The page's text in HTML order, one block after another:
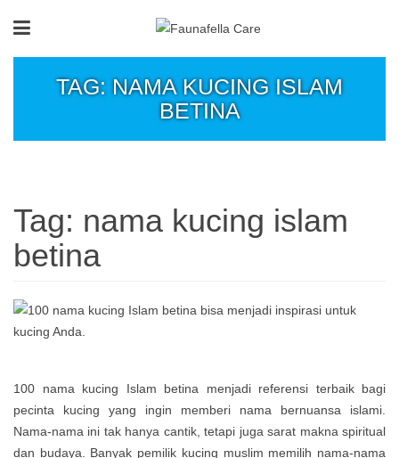
TAG: NAMA KUCING ISLAM
BETINA
Tag: nama kucing islam
betina
100 nama kucing Islam betina menjadi referensi terbaik bagi
pecinta kucing yang ingin memberi nama bernuansa islami.
Nama-nama ini tak hanya cantik, tetapi juga sarat makna spiritual
dan budaya. Banyak pemilik kucing muslim memilih nama-nama